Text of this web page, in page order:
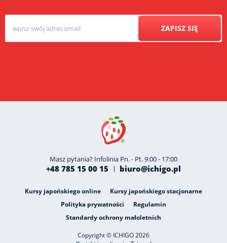
ZAPISZ SIĘ
Masz pytania? Infolinia Pn. - Pt. 9:00 - 17:00
+48 785 15 00 15 biuro@ichigo.pl
Kursy japońskiego online
Kursy japońskiego stacjonarne
Polityka prywatności
Regulamin
Standardy ochrony małoletnich
Copyright © ICHIGO 2026